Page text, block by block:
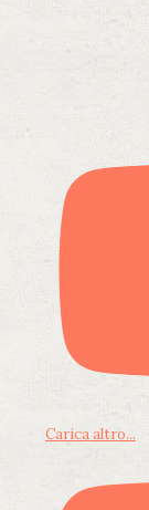
Carica altro...